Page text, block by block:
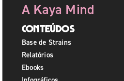
A Kaya Mind
Conteúdos
Base de Strains
Relatórios
Ebooks